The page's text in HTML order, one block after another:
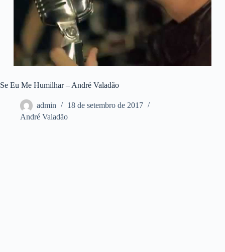
Se Eu Me Humilhar – André Valadão
admin
18 de setembro de 2017
André Valadão